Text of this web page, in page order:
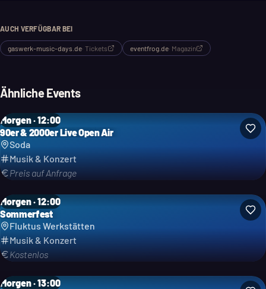
AUCH VERFÜGBAR BEI
gaswerk-music-days.de· Tickets eventfrog.de· Magazin
Ähnliche Events
Morgen · 12:00
90er & 2000er Live Open Air
Soda
Musik & Konzert
Preis auf Anfrage
Morgen · 12:00
Sommerfest
Fluktus Werkstätten
Musik & Konzert
Kostenlos
Morgen · 13:00